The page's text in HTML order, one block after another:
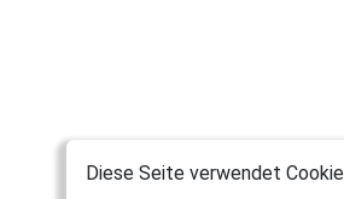
Diese Seite verwendet